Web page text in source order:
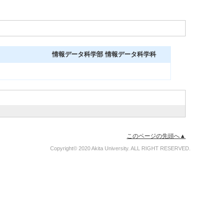
情報データ科学部 情報データ科学科
このページの先頭へ▲
Copyright© 2020 Akita University. ALL RIGHT RESERVED.